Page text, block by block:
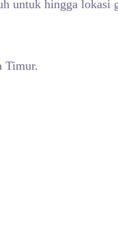
untuk hingga lokasi
Timur.